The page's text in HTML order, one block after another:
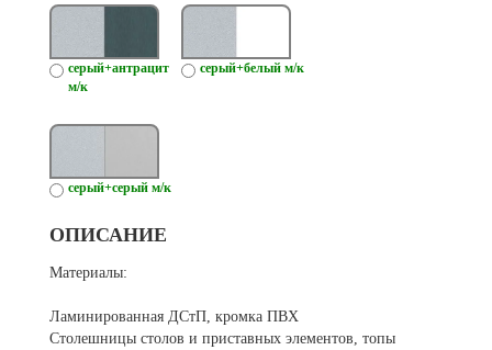
серый+антрацит
м/к
серый+белый м/к
серый+серый м/к
ОПИСАНИЕ
Материалы:
Ламинированная ДСтП, кромка ПВХ
Столешницы столов и приставных элементов, топы